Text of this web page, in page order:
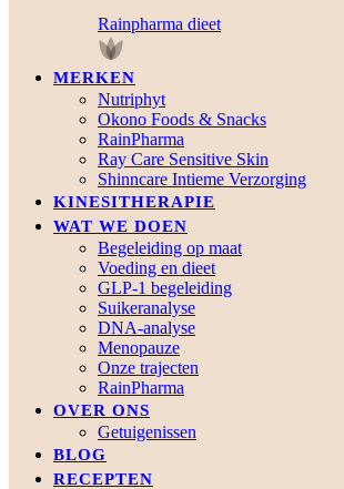
Rainpharma dieet
MERKEN
Nutriphyt
Okono Foods & Snacks
RainPharma
Ray Care Sensitive Skin
Shinncare Intieme Verzorging
KINESITHERAPIE
WAT WE DOEN
Begeleiding op maat
Voeding en dieet
GLP-1 begeleiding
Suikeranalyse
DNA-analyse
Menopauze
Onze trajecten
RainPharma
OVER ONS
Getuigenissen
BLOG
RECEPTEN